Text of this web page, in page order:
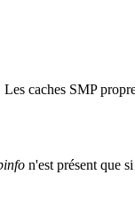
caches SMP
n'est présent que